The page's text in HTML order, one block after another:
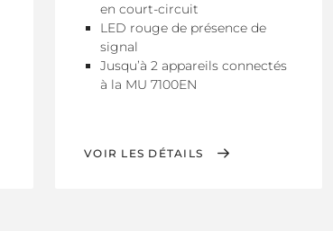
en court-circuit
LED rouge de présence de
signal
Jusqu’à 2 appareils connectés
à la MU 7100EN
VOIR LES DÉTAILS